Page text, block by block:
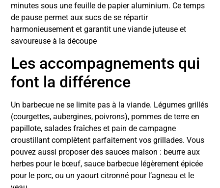
minutes sous une feuille de papier aluminium. Ce temps
de pause permet aux sucs de se répartir
harmonieusement et garantit une viande juteuse et
savoureuse à la découpe
Les accompagnements qui
font la différence
Un barbecue ne se limite pas à la viande. Légumes grillés
(courgettes, aubergines, poivrons), pommes de terre en
papillote, salades fraîches et pain de campagne
croustillant complètent parfaitement vos grillades. Vous
pouvez aussi proposer des sauces maison : beurre aux
herbes pour le bœuf, sauce barbecue légèrement épicée
pour le porc, ou un yaourt citronné pour l’agneau et le